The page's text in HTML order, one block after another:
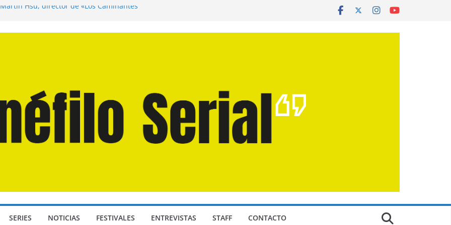
Hsu, director de «Los Caminantes
SERIES NOTICIAS FESTIVALES ENTREVISTAS STAFF CONTACTO